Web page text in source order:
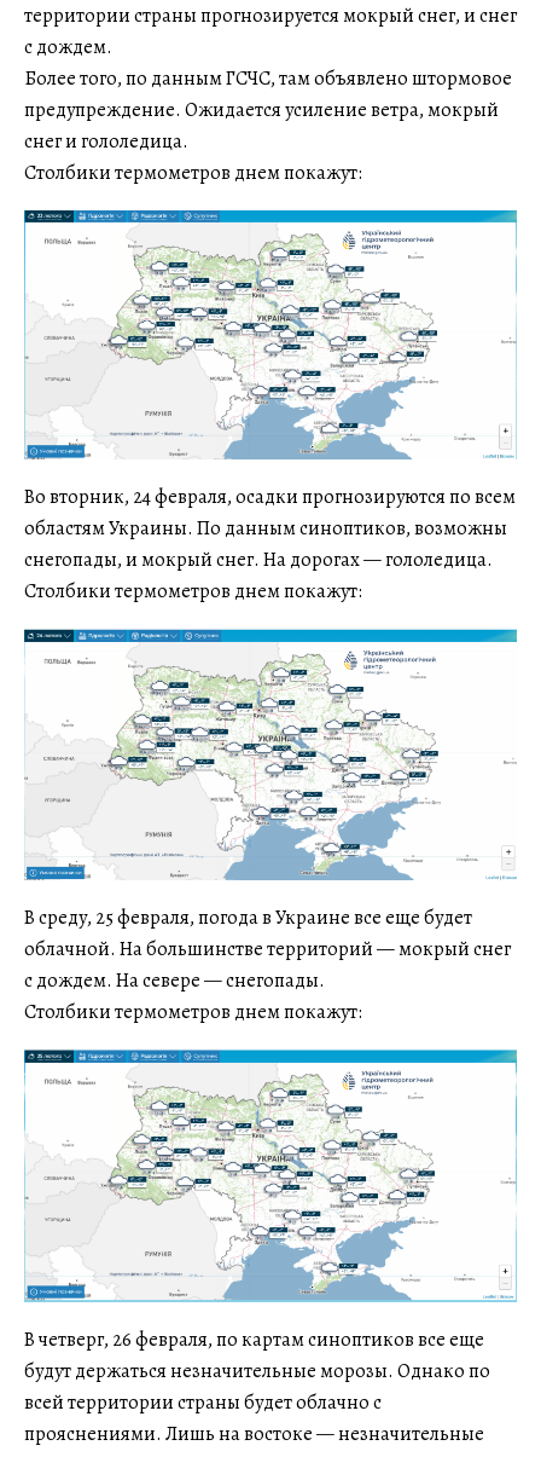
территории страны прогнозируется мокрый снег, и снег
с дождем.
Более того, по данным ГСЧС, там объявлено штормовое
предупреждение. Ожидается усиление ветра, мокрый
снег и гололедица.
Столбики термометров днем покажут:
Во вторник, 24 февраля, осадки прогнозируются по всем
областям Украины. По данным синоптиков, возможны
снегопады, и мокрый снег. На дорогах — гололедица.
Столбики термометров днем покажут:
В среду, 25 февраля, погода в Украине все еще будет
облачной. На большинстве территорий — мокрый снег
с дождем. На севере — снегопады.
Столбики термометров днем покажут:
В четверг, 26 февраля, по картам синоптиков все еще
будут держаться незначительные морозы. Однако по
всей территории страны будет облачно с
прояснениями. Лишь на востоке — незначительные